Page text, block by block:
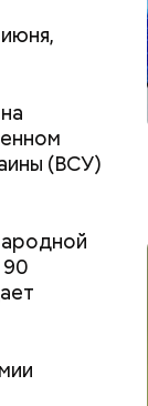
(ВСУ)